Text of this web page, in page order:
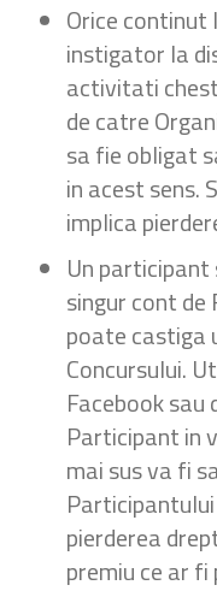
Orice continut
instigator la
activitati
de catre
sa fie obligat
in acest sens.
implica
Un participant
singur cont de
poate castiga
Concursului.
Facebook
Participant in
mai sus va fi
pierderea
premiu ce ar